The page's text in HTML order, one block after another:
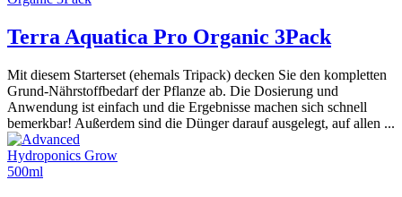
Terra Aquatica Pro Organic 3Pack
Mit diesem Starterset (ehemals Tripack) decken Sie den kompletten
Grund-Nährstoffbedarf der Pflanze ab. Die Dosierung und
Anwendung ist einfach und die Ergebnisse machen sich schnell
bemerkbar! Außerdem sind die Dünger darauf ausgelegt, auf allen ...